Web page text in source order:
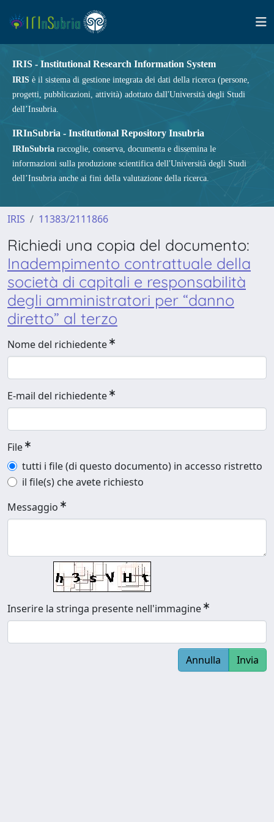
IRIS - Institutional Research Information System
IRIS è il sistema di gestione integrata dei dati della ricerca (persone,
progetti, pubblicazioni, attività) adottato dall'Università degli Studi
dell’Insubria.
IRInSubria - Institutional Repository Insubria
IRInSubria raccoglie, conserva, documenta e dissemina le
informazioni sulla produzione scientifica dell'Università degli Studi
dell’Insubria anche ai fini della valutazione della ricerca.
IRIS 11383/2111866
Richiedi una copia del documento:
Inadempimento contrattuale della
società di capitali e responsabilità
degli amministratori per “danno
diretto” al terzo
Nome del richiedente
E-mail del richiedente
File
tutti i file (di questo documento) in accesso ristretto
il file(s) che avete richiesto
Messaggio
Inserire la stringa presente nell'immagine
Annulla Invia